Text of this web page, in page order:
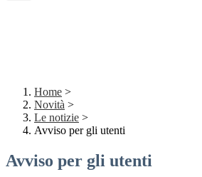
Home >
Novità >
Le notizie >
Avviso per gli utenti
Avviso per gli utenti